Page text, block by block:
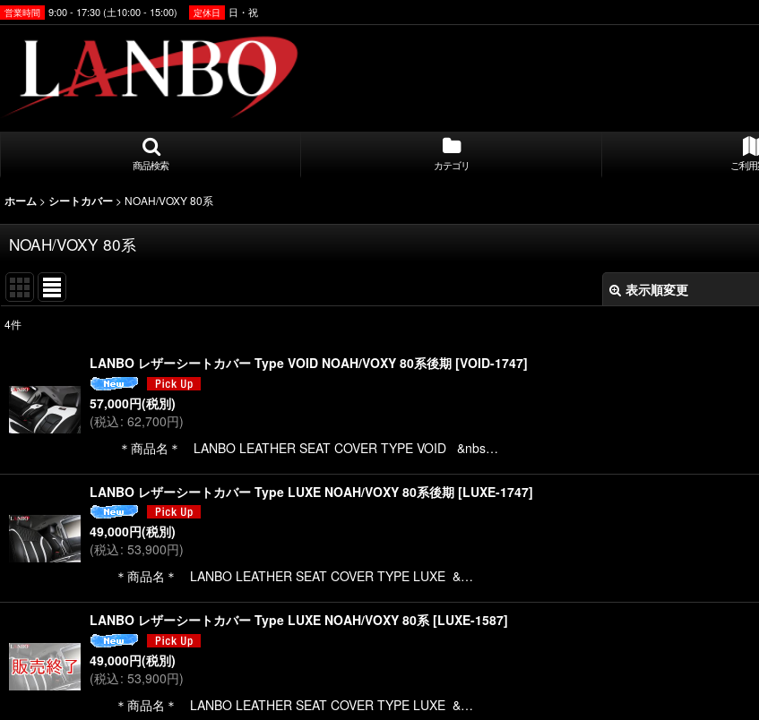
営業時間 9:00 - 17:30 (土10:00 - 15:00) 定休日 日・祝
商品検索 カテゴリ ご利
ホーム > シートカバー > NOAH/VOXY 80系
NOAH/VOXY 80系
表示順変更
並び順:
4件
LANBO レザーシートカバー Type VOID NOAH/VOXY 80系後期 [VOID-1747]
57,000円(税別)
(税込: 62,700円)
＊商品名＊ LANBO LEATHER SEAT COVER TYPE VOID &nbs…
LANBO レザーシートカバー Type LUXE NOAH/VOXY 80系後期 [LUXE-1747]
49,000円(税別)
(税込: 53,900円)
＊商品名＊ LANBO LEATHER SEAT COVER TYPE LUXE &…
LANBO レザーシートカバー Type LUXE NOAH/VOXY 80系 [LUXE-1587]
49,000円(税別)
(税込: 53,900円)
＊商品名＊ LANBO LEATHER SEAT COVER TYPE LUXE &…